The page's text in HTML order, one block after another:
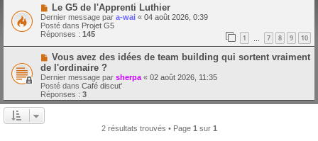
N
o
u
v
e
a
u
m
e
s
s
a
Le G5 de l'Apprenti Luthier
Dernier message par a-wai « 04 août 2026, 0:39
Posté dans Projet G5
Réponses : 145 1 7 8 9 10
N
u
v
e
a
u
Vous avez des idées de team building qui sortent vraiment
de l'ordinaire ?
Dernier message par sherpa « 02 août 2026, 11:35
Posté dans Café discut'
Réponses : 3
2 résultats trouvés • Page 1 sur 1